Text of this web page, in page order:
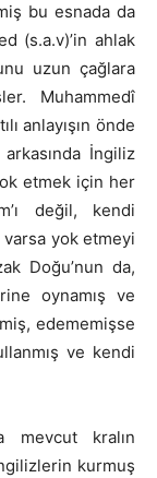
bu esnada da
(s.a.v)’in ahlak
uzun çağlara
Muhammedî
anlayışın önde
İngiliz
etmek için her
değil, kendi
yok etmeyi
Doğu’nun da,
oynamış ve
edememişse
ve kendi
mevcut kralın
kurmuş